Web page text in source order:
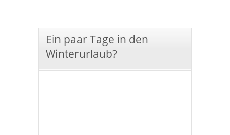
Ein paar Tage in den
Winterurlaub?